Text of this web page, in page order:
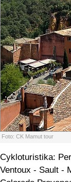
Foto: CK Mamut tour
Cykloturistika:
Ventoux - Sault -